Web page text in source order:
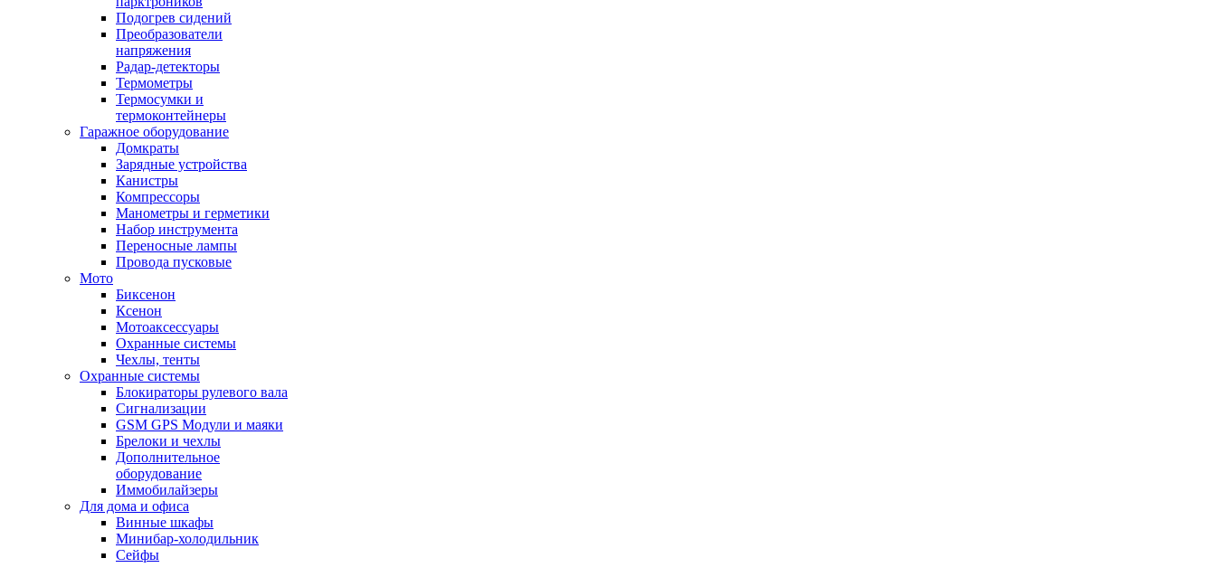
Подогрев сидений
Преобразователи
напряжения
Радар-детекторы
Термометры
Термосумки и
термоконтейнеры
Гаражное оборудование
Домкраты
Зарядные устройства
Канистры
Компрессоры
Манометры и герметики
Набор инструмента
Переносные лампы
Провода пусковые
Мото
Биксенон
Ксенон
Мотоаксессуары
Охранные системы
Чехлы, тенты
Охранные системы
Блокираторы рулевого вала
Сигнализации
GSM GPS Модули и маяки
Брелоки и чехлы
Дополнительное
оборудование
Иммобилайзеры
Для дома и офиса
Винные шкафы
Минибар-холодильник
Сейфы